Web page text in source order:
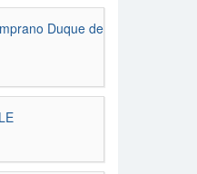
Duque de